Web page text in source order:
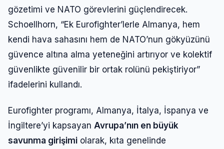
gözetimi ve NATO görevlerini güçlendirecek.
Schoellhorn, “Ek Eurofighter’lerle Almanya, hem
kendi hava sahasını hem de NATO’nun gökyüzünü
güvence altına alma yeteneğini artırıyor ve kolektif
güvenlikte güvenilir bir ortak rolünü pekiştiriyor”
ifadelerini kullandı.
Eurofighter programı, Almanya, İtalya, İspanya ve
İngiltere’yi kapsayan Avrupa’nın en büyük
savunma girişimi olarak, kıta genelinde